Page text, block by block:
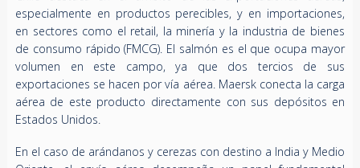
especialmente en productos perecibles, y en importaciones,
en sectores como el retail, la minería y la industria de bienes
de consumo rápido (FMCG). El salmón es el que ocupa mayor
volumen en este campo, ya que dos tercios de sus
exportaciones se hacen por vía aérea. Maersk conecta la carga
aérea de este producto directamente con sus depósitos en
Estados Unidos.
En el caso de arándanos y cerezas con destino a India y Medio